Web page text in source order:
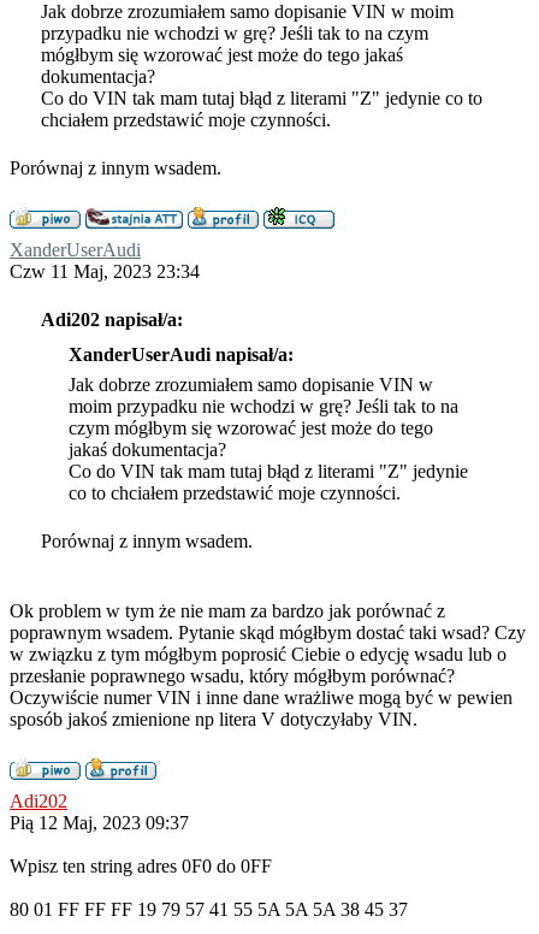
Jak dobrze zrozumiałem samo dopisanie VIN w moim
przypadku nie wchodzi w grę? Jeśli tak to na czym
mógłbym się wzorować jest może do tego jakaś
dokumentacja?
Co do VIN tak mam tutaj błąd z literami "Z" jedynie co to
chciałem przedstawić moje czynności.
Porównaj z innym wsadem.
XanderUserAudi
Czw 11 Maj, 2023 23:34
Adi202 napisał/a:
XanderUserAudi napisał/a:
Jak dobrze zrozumiałem samo dopisanie VIN w
moim przypadku nie wchodzi w grę? Jeśli tak to na
czym mógłbym się wzorować jest może do tego
jakaś dokumentacja?
Co do VIN tak mam tutaj błąd z literami "Z" jedynie
co to chciałem przedstawić moje czynności.
Porównaj z innym wsadem.
Ok problem w tym że nie mam za bardzo jak porównać z
poprawnym wsadem. Pytanie skąd mógłbym dostać taki wsad? Czy
w związku z tym mógłbym poprosić Ciebie o edycję wsadu lub o
przesłanie poprawnego wsadu, który mógłbym porównać?
Oczywiście numer VIN i inne dane wrażliwe mogą być w pewien
sposób jakoś zmienione np litera V dotyczyłaby VIN.
Adi202
Pią 12 Maj, 2023 09:37
Wpisz ten string adres 0F0 do 0FF
80 01 FF FF FF 19 79 57 41 55 5A 5A 5A 38 45 37